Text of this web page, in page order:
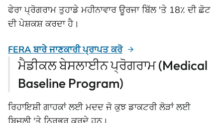
ਫੇਰਾ ਪ੍ਰੋਗਰਾਮ ਤੁਹਾਡੇ ਮਹੀਨਾਵਾਰ ਊਰਜਾ ਬਿੱਲ 'ਤੇ 18٪ ਦੀ ਛੋਟ
ਦੀ ਪੇਸ਼ਕਸ਼ ਕਰਦਾ ਹੈ।
FERA ਬਾਰੇ ਜਾਣਕਾਰੀ ਪ੍ਰਾਪਤ ਕਰੋ
ਮੈਡੀਕਲ ਬੇਸਲਾਈਨ ਪ੍ਰੋਗਰਾਮ (Medical
Baseline Program)
ਰਿਹਾਇਸ਼ੀ ਗਾਹਕਾਂ ਲਈ ਮਦਦ ਜੋ ਕੁਝ ਡਾਕਟਰੀ ਲੋੜਾਂ ਲਈ